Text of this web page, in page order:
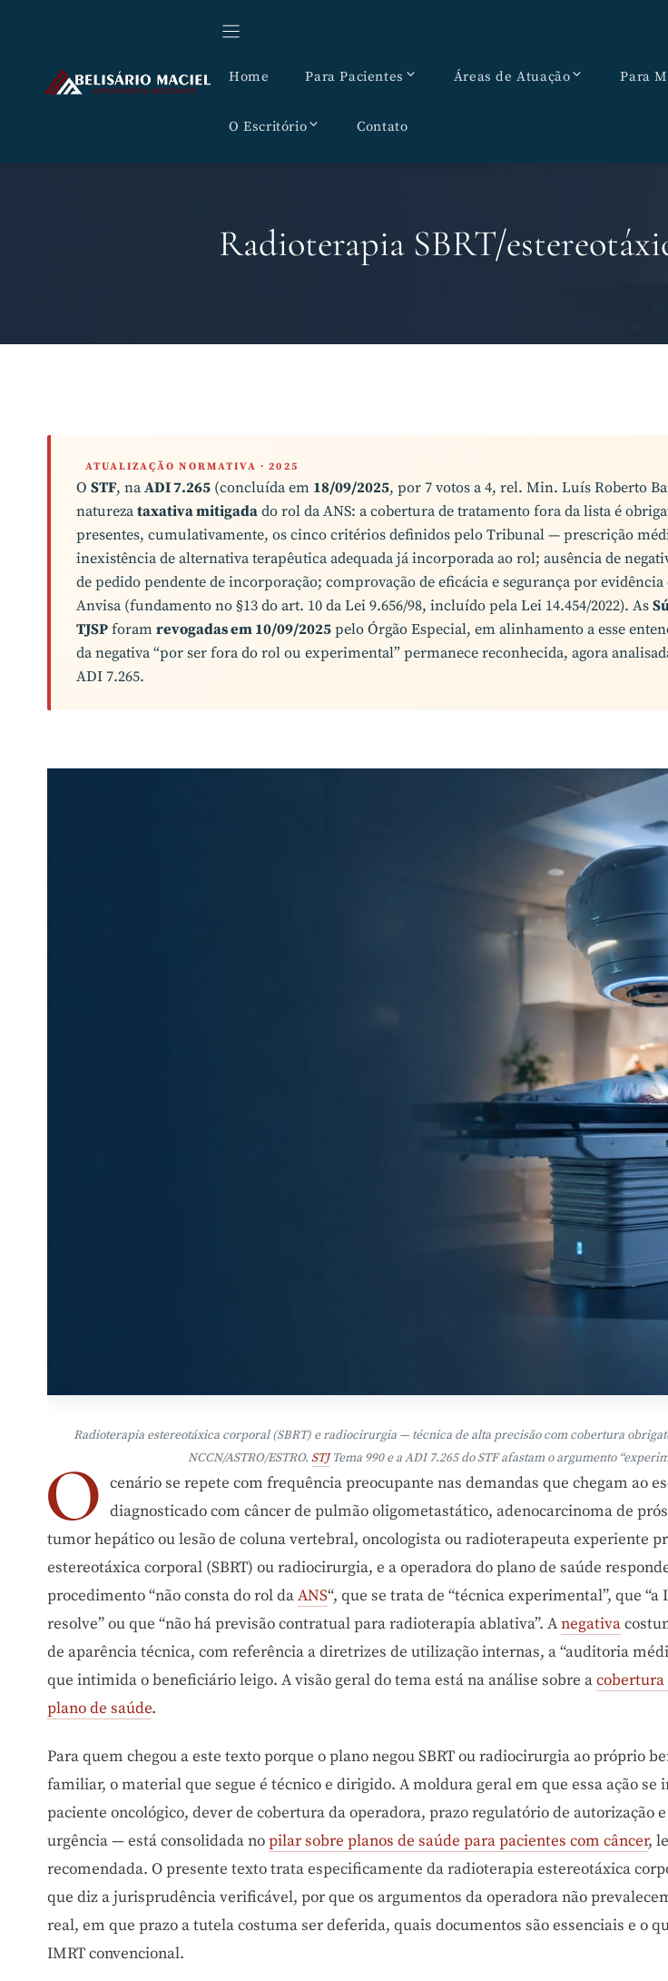
conteúdo
Home Para Pacientes Áreas de Atuação Para
O Escritório Contato
Radioterapia SBRT/
ATUALIZAÇÃO NORMATIVA · 2025
O STF, na ADI 7.265 (concluída em 18/09/2025, por 7 votos a 4, rel. Min. Luís Roberto
natureza taxativa mitigada do rol da ANS: a cobertura de tratamento fora da lista é
presentes, cumulativamente, os cinco critérios definidos pelo Tribunal — prescrição
inexistência de alternativa terapêutica adequada já incorporada ao rol; ausência de
de pedido pendente de incorporação; comprovação de eficácia e segurança por
Anvisa (fundamento no §13 do art. 10 da Lei 9.656/98, incluído pela Lei 14.454/2022). As
TJSP foram revogadas em 10/09/2025 pelo Órgão Especial, em alinhamento a esse
da negativa “por ser fora do rol ou experimental” permanece reconhecida, agora
ADI 7.265.
Radioterapia estereotáxica corporal (SBRT) e radiocirurgia — técnica de alta precisão com cobertura
NCCN/ASTRO/ESTRO. STJTema 990 e a ADI 7.265 do STF afastam o argumento
O cenário se repete com frequência preocupante nas demandas que chegam ao
diagnosticado com câncer de pulmão oligometastático, adenocarcinoma de
tumor hepático ou lesão de coluna vertebral, oncologista ou radioterapeuta experiente
estereotáxica corporal (SBRT) ou radiocirurgia, e a operadora do plano de saúde
procedimento “não consta do rol daANS“, que se trata de “técnica experimental”, que “a
resolve” ou que “não há previsão contratual para radioterapia ablativa”. Anegativa
de aparência técnica, com referência a diretrizes de utilização internas, a “auditoria
que intimida o beneficiário leigo. A visão geral do tema está na análise sobre a
plano de saúde.
Para quem chegou a este texto porque o plano negou SBRT ou radiocirurgia ao próprio
familiar, o material que segue é técnico e dirigido. A moldura geral em que essa ação
paciente oncológico, dever de cobertura da operadora, prazo regulatório de autorização
urgência — está consolidada nopilar sobre planos de saúde para pacientes com câncer,
recomendada. O presente texto trata especificamente da radioterapia estereotáxica
que diz a jurisprudência verificável, por que os argumentos da operadora não
real, em que prazo a tutela costuma ser deferida, quais documentos são essenciais e o
IMRT convencional.